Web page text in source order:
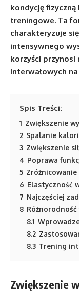
kondycję
treningowe. Ta
charakteryzuje
intensywnego
korzyści przynosi
interwałowych
Spis Treści:
1 Zwiększenie
2 Spalanie
3 Zwiększenie
4 Poprawa
5
6 Elastyczność
7 Najczęściej
8
8.1
8.2
8.3 Trening
Zwiększenie